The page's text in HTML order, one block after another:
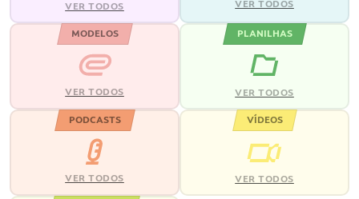
VER TODOS VER TODOS
MODELOS
VER TODOS
PLANILHAS
VER TODOS
PODCASTS
VER TODOS
VÍDEOS
VER TODOS